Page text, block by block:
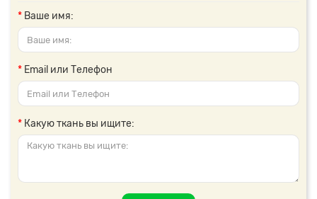
Ваше имя:
Email или Телефон
Какую ткань вы ищите: